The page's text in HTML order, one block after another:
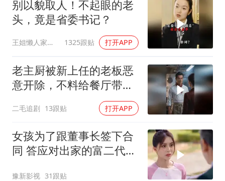
别以貌取人！不起眼的老
头，竟是省委书记？
王姐懒人家常菜 1325跟贴 打开APP
老主厨被新上任的老板恶
意开除，不料给餐厅带来
二毛追剧 13跟贴 打开APP
女孩为了跟董事长签下合
同 答应对出家的富二代展
豫新影视 31跟贴